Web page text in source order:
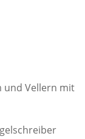
und Vellern mit